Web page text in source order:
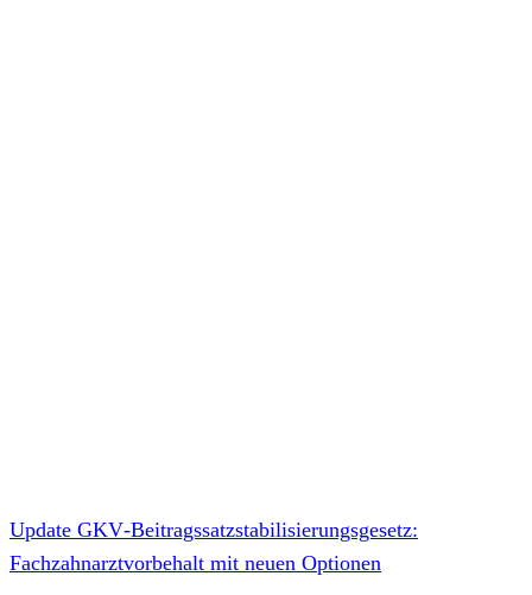
Update GKV‑Beitragssatzstabilisierungsgesetz:
Fachzahnarztvorbehalt mit neuen Optionen